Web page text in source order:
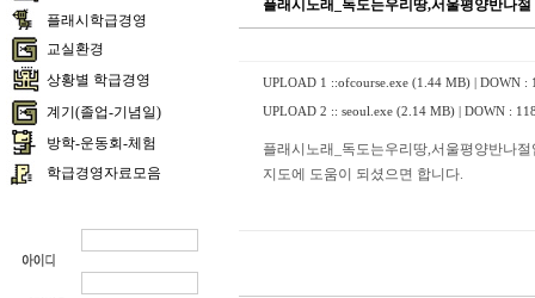
플래시학급경영
교실환경
상황별 학급경영
계기(졸업-기념일)
방학-운동회-체험
학급경영자료모음
플래시노래_독도는우리땅,서울평양반나절
UPLOAD 1 ::ofcourse.exe (1.44 MB) | DOWN :
UPLOAD 2 :: seoul.exe (2.14 MB) | DOWN :
플래시노래_독도는우리땅,서울평양반나절
지도에 도움이 되셨으면 합니다.